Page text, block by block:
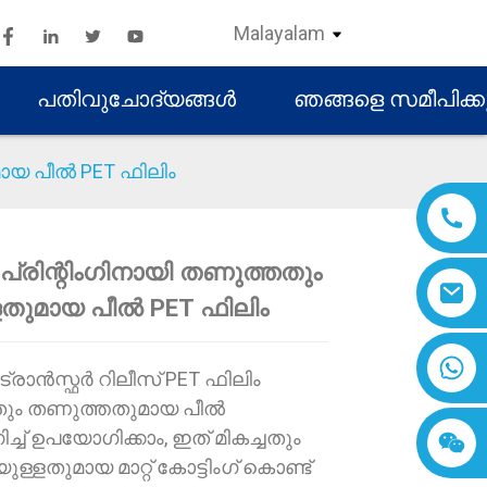
Malayalam
പതിവുചോദ്യങ്ങൾ ഞങ്ങളെ
പീൽ PET ഫിലിം
Loading...
Loading...
പ്രിന്റിംഗിനായി തണുത്തതും
പീൽ PET ഫിലിം
റിലീസ് PET ഫിലിം
തണുത്തതുമായ പീൽ
ഉപയോഗിക്കാം, ഇത് മികച്ചതും
മാറ്റ് കോട്ടിംഗ് കൊണ്ട്